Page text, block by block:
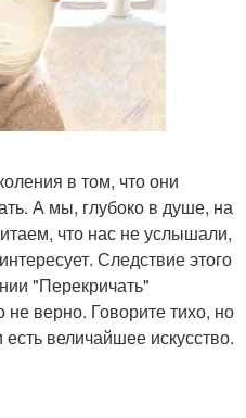
в том, что они
А мы, глубоко в душе, на
что нас не услышали,
Следствие этого
"Перекричать"
верно. Говорите тихо, но
величайшее искусство.